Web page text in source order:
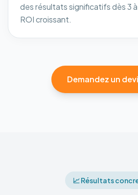
des résultats significatifs dès 3 à
ROI croissant.
Demandez un
📈 Résultats